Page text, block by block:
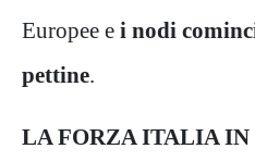
Europee e i nodi
pettine.
LA FORZA ITALIA